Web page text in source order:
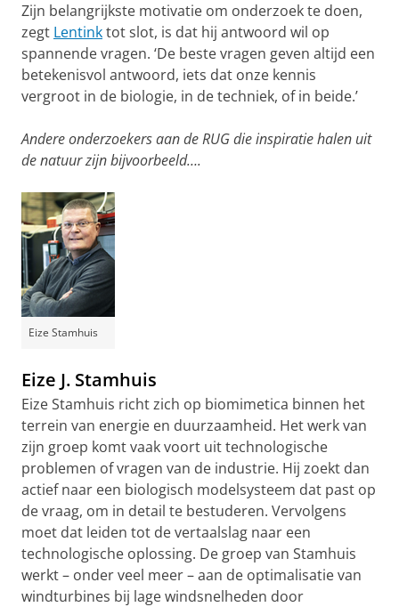
Zijn belangrijkste motivatie om onderzoek te doen,
zegt Lentinktot slot, is dat hij antwoord wil op
spannende vragen. ‘De beste vragen geven altijd een
betekenisvol antwoord, iets dat onze kennis
vergroot in de biologie, in de techniek, of in beide.’
Andere onderzoekers aan de RUG die inspiratie halen uit
de natuur zijn bijvoorbeeld….
Eize Stamhuis
Eize J. Stamhuis
Eize Stamhuis richt zich op biomimetica binnen het
terrein van energie en duurzaamheid. Het werk van
zijn groep komt vaak voort uit technologische
problemen of vragen van de industrie. Hij zoekt dan
actief naar een biologisch modelsysteem dat past op
de vraag, om in detail te bestuderen. Vervolgens
moet dat leiden tot de vertaalslag naar een
technologische oplossing. De groep van Stamhuis
werkt – onder veel meer – aan de optimalisatie van
windturbines bij lage windsnelheden door